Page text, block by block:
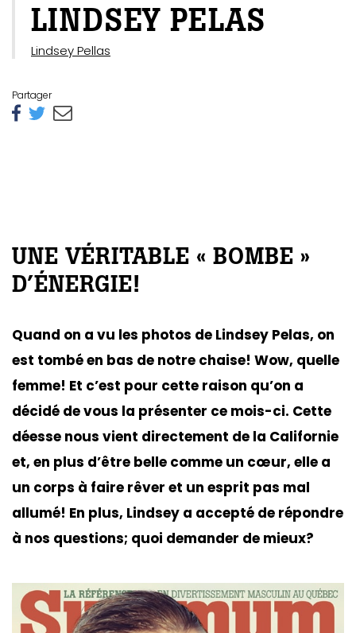
LINDSEY PELAS
Lindsey Pellas
Partager
UNE VÉRITABLE « BOMBE »
D’ÉNERGIE!
Quand on a vu les photos de Lindsey Pelas, on
est tombé en bas de notre chaise! Wow, quelle
femme! Et c’est pour cette raison qu’on a
décidé de vous la présenter ce mois-ci. Cette
déesse nous vient directement de la Californie
et, en plus d’être belle comme un cœur, elle a
un corps à faire rêver et un esprit pas mal
allumé! En plus, Lindsey a accepté de répondre
à nos questions; quoi demander de mieux?